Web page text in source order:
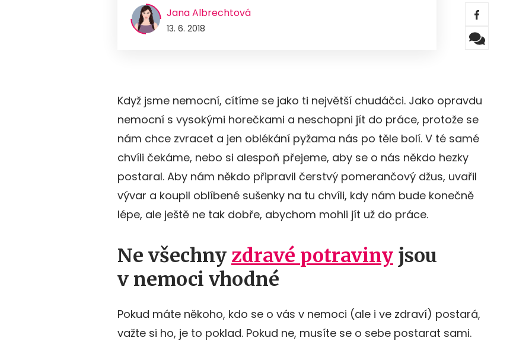
Jana Albrechtová
13. 6. 2018
Když jsme nemocní, cítíme se jako ti největší chudáčci. Jako opravdu
nemocní s vysokými horečkami a neschopni jít do práce, protože se
nám chce zvracet a jen oblékání pyžama nás po těle bolí. V té samé
chvíli čekáme, nebo si alespoň přejeme, aby se o nás někdo hezky
postaral. Aby nám někdo připravil čerstvý pomerančový džus, uvařil
vývar a koupil oblíbené sušenky na tu chvíli, kdy nám bude konečně
lépe, ale ještě ne tak dobře, abychom mohli jít už do práce.
Ne všechny zdravé potraviny jsou
v nemoci vhodné
Pokud máte někoho, kdo se o vás v nemoci (ale i ve zdraví) postará,
važte si ho, je to poklad. Pokud ne, musíte se o sebe postarat sami.